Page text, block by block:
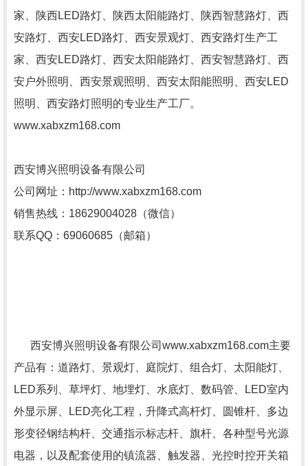
家、陕西LED路灯、陕西太阳能路灯、陕西智慧路灯、西
安路灯、西安LED路灯、西安景观灯、西安路灯生产工
家、西安LED路灯、西安太阳能路灯、西安智慧路灯、西
安户外照明、西安景观照明、西安太阳能照明、西安LED
照明、西安路灯照明的专业生产工厂。
www.xabxzm168.com
西安博兴照明设备有限公司
公司网址：http://www.xabxzm168.com
销售热线：18629004028（微信）
联系QQ：69060685（邮箱）
西安博兴照明设备有限公司www.xabxzm168.com主要
产品有：道路灯、景观灯、庭院灯、组合灯、太阳能灯、
LED系列、草坪灯、地埋灯、水底灯、数码管、LED室内
外显示屏、LED亮化工程，升降式高杆灯、圆锥杆、多边
形变径钢结构杆、交通指示标志杆、旗杆、各种型号光源
电器，以及配套使用的镇流器、触发器、光控时控开关箱